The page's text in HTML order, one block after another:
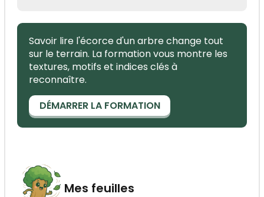
Savoir lire l'écorce d'un arbre change tout
sur le terrain. La formation vous montre les
textures, motifs et indices clés à
reconnaître.
DÉMARRER LA FORMATION
Mes feuilles